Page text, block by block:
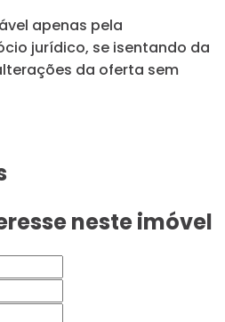
apenas pela
jurídico, se isentando da
da oferta sem
neste imóvel